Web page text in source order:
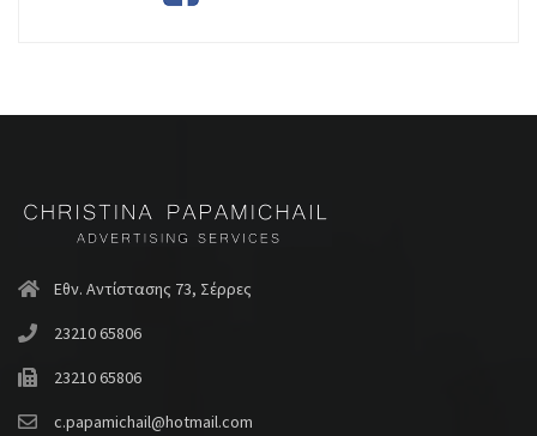
Εθν. Αντίστασης 73, Σέρρες
23210 65806
23210 65806
c.papamichail@hotmail.com